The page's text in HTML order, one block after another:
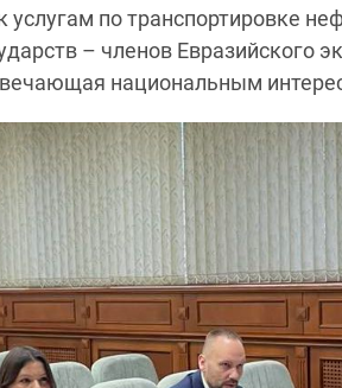
по транспортировке
– членов Евразийского
национальным